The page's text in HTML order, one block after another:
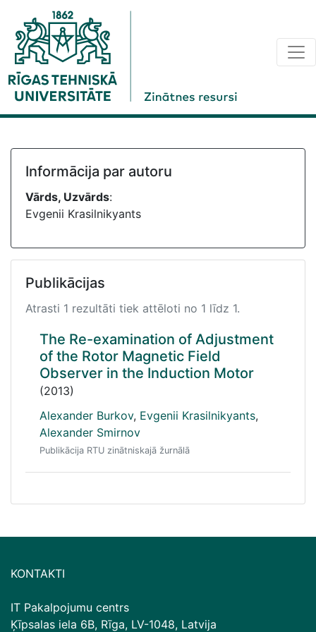
Informācija par autoru
Vārds, Uzvārds:
Evgenii Krasilnikyants
Publikācijas
Atrasti 1 rezultāti tiek attēloti no 1 līdz 1.
The Re-examination of Adjustment
of the Rotor Magnetic Field
Observer in the Induction Motor
(2013)
Alexander Burkov, Evgenii Krasilnikyants,
Alexander Smirnov
Publikācija RTU zinātniskajā žurnālā
KONTAKTI
IT Pakalpojumu centrs
Ķīpsalas iela 6B, Rīga, LV-1048, Latvija